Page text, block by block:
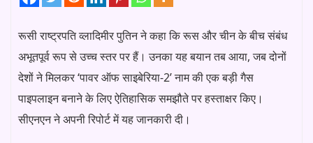
रूसी राष्ट्रपति व्लादिमीर पुतिन ने कहा कि रूस और चीन के बीच संबंध
अभूतपूर्व रूप से उच्च स्तर पर हैं। उनका यह बयान तब आया, जब दोनों
देशों ने मिलकर ‘पावर ऑफ साइबेरिया-2’ नाम की एक बड़ी गैस
पाइपलाइन बनाने के लिए ऐतिहासिक समझौते पर हस्ताक्षर किए।
सीएनएन ने अपनी रिपोर्ट में यह जानकारी दी।